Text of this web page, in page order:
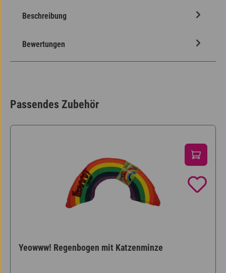
Beschreibung
Bewertungen
Passendes Zubehör
Yeowww! Regenbogen mit Katzenminze